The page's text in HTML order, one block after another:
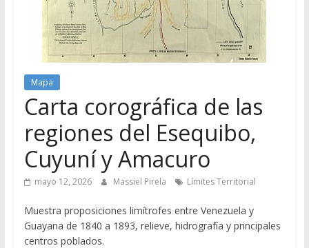
Mapa
Carta corográfica de las
regiones del Esequibo,
Cuyuní y Amacuro
mayo 12, 2026 Massiel Pirela Límites Territorial
Muestra proposiciones limítrofes entre Venezuela y
Guayana de 1840 a 1893, relieve, hidrografía y principales
centros poblados.